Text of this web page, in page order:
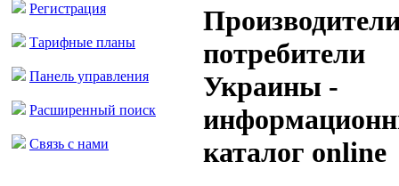
Регистрация
Тарифные планы
Панель управления
Расширенный поиск
Связь с нами
потребители
Украины -
каталог online